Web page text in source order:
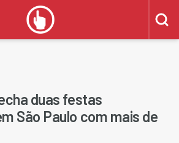
duas festas
São Paulo com mais de